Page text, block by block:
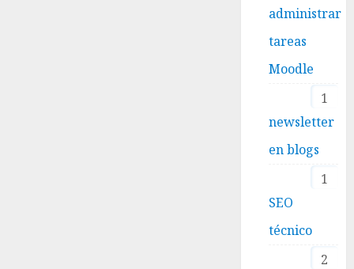
administrar
tareas
Moodle
1
newsletter
en blogs
1
SEO
técnico
2